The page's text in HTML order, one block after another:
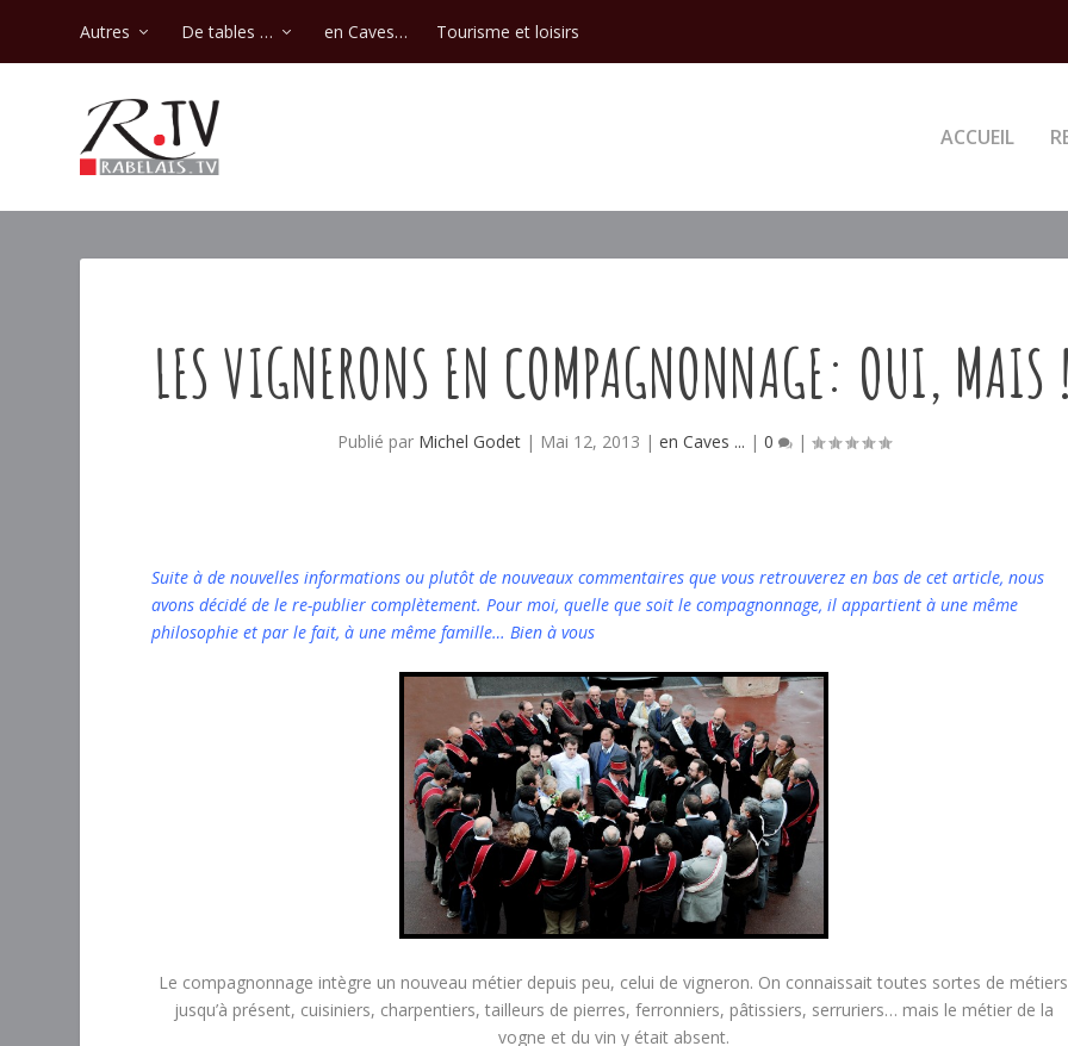
Autres De tables … en Caves… Tourisme et loisirs
ACCUEIL
LES VIGNERONS EN COMPAGNONNAGE: OUI,
Publié par Michel Godet| Mai 12, 2013 | en Caves ... | 0 |
Suite à de nouvelles informations ou plutôt de nouveaux commentaires que vous retrouverez en bas de cet article, nous
avons décidé de le re-publier complètement. Pour moi, quelle que soit le compagnonnage, il appartient à une même
philosophie et par le fait, à une même famille… Bien à vous
Le compagnonnage intègre un nouveau métier depuis peu, celui de vigneron. On connaissait toutes sortes de métiers
jusqu’à présent, cuisiniers, charpentiers, tailleurs de pierres, ferronniers, pâtissiers, serruriers… mais le métier de la
vogne et du vin y était absent.